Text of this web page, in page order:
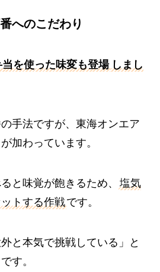
へのこだわり
を使った味変も登場 しまし
手法ですが、東海オンエア
加わっています。
と味覚が飽きるため、
塩気
トする作戦です。
と本気で挑戦している」と
す。